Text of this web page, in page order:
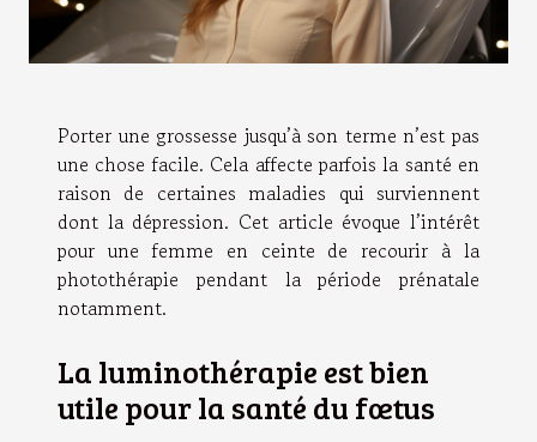
Porter une grossesse jusqu’à son terme n’est pas
une chose facile. Cela affecte parfois la santé en
raison de certaines maladies qui surviennent
dont la dépression. Cet article évoque l’intérêt
pour une femme en ceinte de recourir à la
photothérapie pendant la période prénatale
notamment.
La luminothérapie est bien
utile pour la santé du fœtus